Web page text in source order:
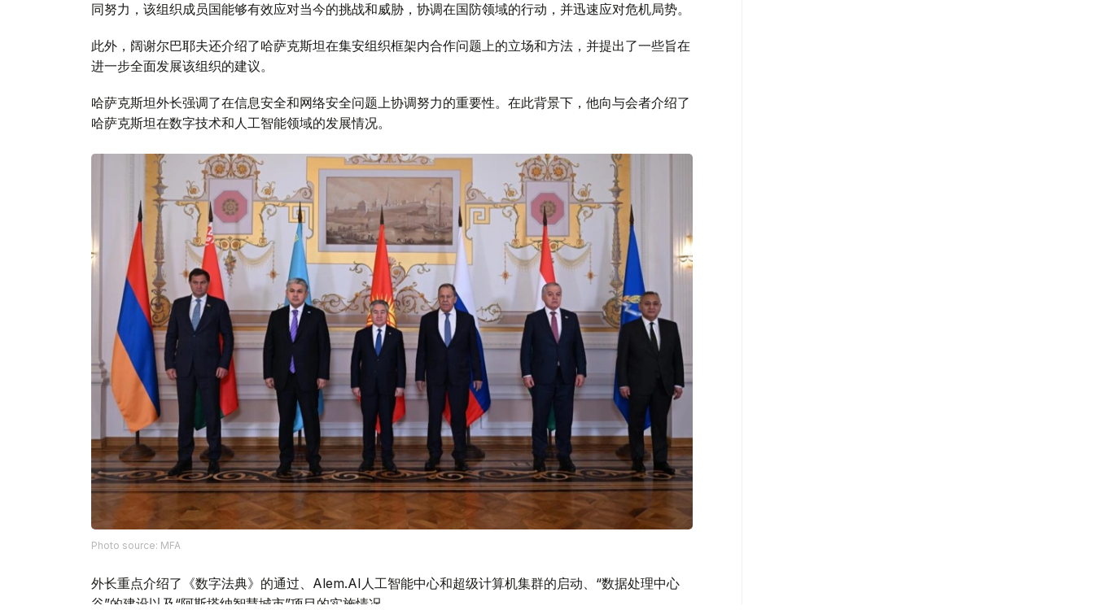
同努力，该组织成员国能够有效应对当今的挑战和威胁，协调在国防领域的行动，并迅速应对危机局势。
此外，阔谢尔巴耶夫还介绍了哈萨克斯坦在集安组织框架内合作问题上的立场和方法，并提出了一些旨在
进一步全面发展该组织的建议。
哈萨克斯坦外长强调了在信息安全和网络安全问题上协调努力的重要性。在此背景下，他向与会者介绍了
哈萨克斯坦在数字技术和人工智能领域的发展情况。
Photo source: MFA
外长重点介绍了《数字法典》的通过、Alem.AI人工智能中心和超级计算机集群的启动、“数据处理中心
谷”的建设以及“阿斯塔纳智慧城市”项目的实施情况。